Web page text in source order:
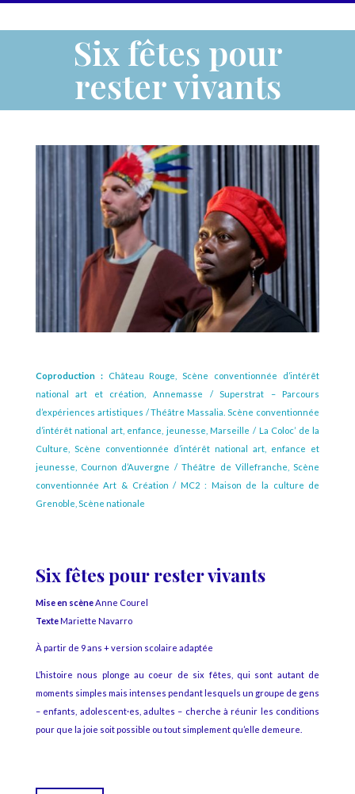
Six fêtes pour
rester vivants
Coproduction :
Château Rouge, Scène conventionnée d’intérêt
national art et création, Annemasse / Superstrat – Parcours
d’expériences artistiques / Théâtre Massalia. Scène conventionnée
d’intérêt national art, enfance, jeunesse, Marseille / La Coloc’ de la
Culture, Scène conventionnée d’intérêt national art, enfance et
jeunesse, Cournon d’Auvergne /Théâtre de Villefranche, Scène
conventionnée Art & Création /MC2 : Maison de la culture de
Grenoble, Scène nationale
Six fêtes pour rester vivants
Mise en scèneAnne Courel
TexteMariette Navarro
À partir de 9 ans + version scolaire adaptée
L’histoire nous plonge au coeur de six fêtes, qui sont autant de
moments simples mais intenses pendant lesquels un groupe de gens
– enfants, adolescent·es, adultes – cherche à réunir les conditions
pour que la joie soit possible ou tout simplement qu’elle demeure.